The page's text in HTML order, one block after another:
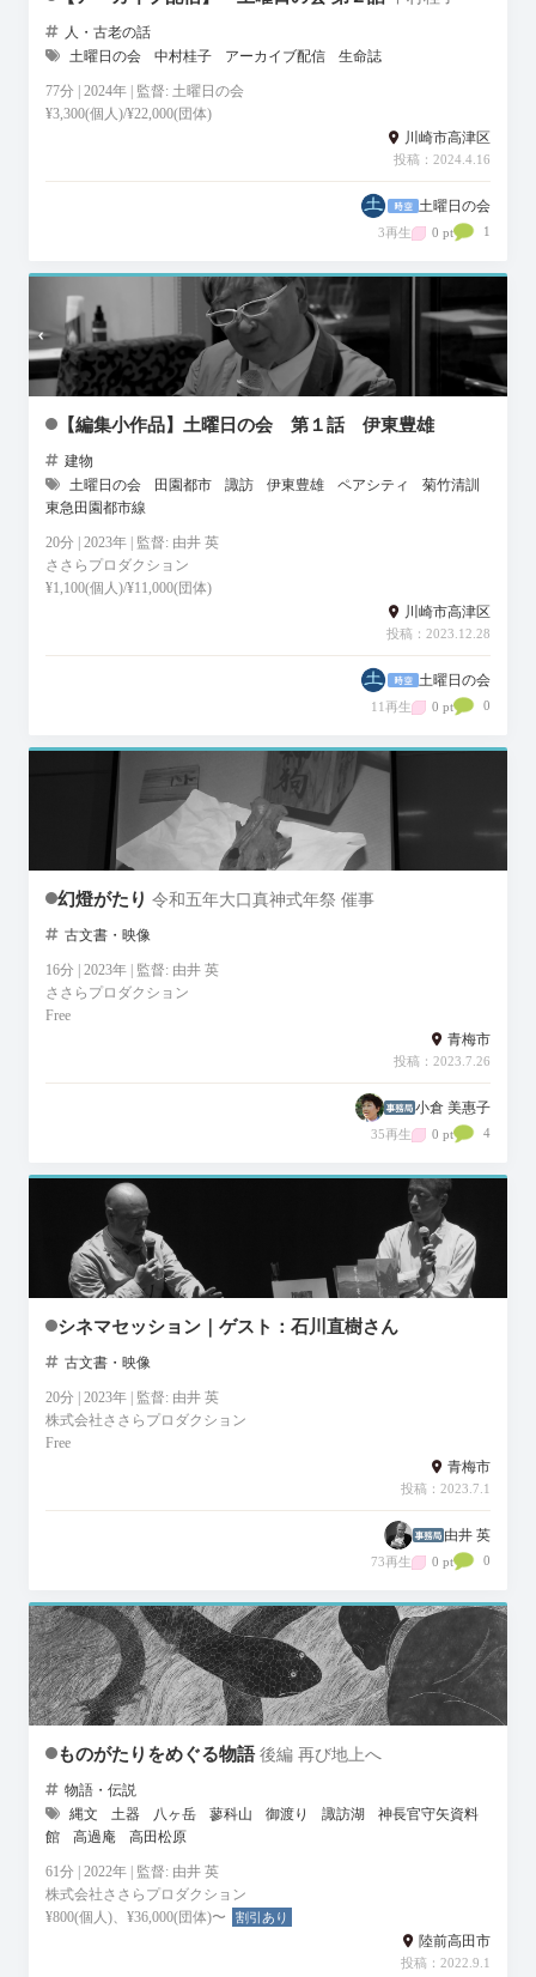
人・古老の話
土曜日の会
中村桂子 アーカイブ配信 生命誌
77分 | 2024年 | 監督: 土曜日の会
¥3,300(個人)/¥22,000(団体)
川崎市高津区
投稿：2024.4.16
土曜日の会
3再生 0 pt 1
【編集小作品】土曜日の会 第１話 伊東豊雄
建物
土曜日の会
田園都市 諏訪 伊東豊雄 ペアシティ
菊竹清訓
東急田園都市線
20分 | 2023年 | 監督: 由井 英
ささらプロダクション
¥1,100(個人)/¥11,000(団体)
川崎市高津区
投稿：2023.12.28
土曜日の会
11再生 0 pt 0
幻燈がたり 令和五年大口真神式年祭 催事
古文書・映像
16分 | 2023年 | 監督: 由井 英
ささらプロダクション
Free
青梅市
投稿：2023.7.26
小倉 美惠子
35再生 0 pt 4
シネマセッション｜ゲスト：石川直樹さん
古文書・映像
20分 | 2023年 | 監督: 由井 英
株式会社ささらプロダクション
Free
青梅市
投稿：2023.7.1
由井 英
73再生 0 pt 0
ものがたりをめぐる物語 後編 再び地上へ
物語・伝説
縄文
土器 八ヶ岳 蓼科山 御渡り 諏訪湖
神長官守矢資料
館
高過庵 高田松原
61分 | 2022年 | 監督: 由井 英
株式会社ささらプロダクション
¥800(個人)、¥36,000(団体)〜
割引あり
陸前高田市
投稿：2022.9.1